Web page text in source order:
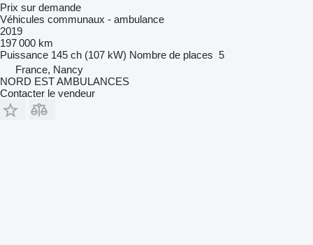
Prix sur demande
Véhicules communaux - ambulance
2019
197 000 km
Puissance 145 ch (107 kW) Nombre de places 5
France, Nancy
NORD EST AMBULANCES
Contacter le vendeur